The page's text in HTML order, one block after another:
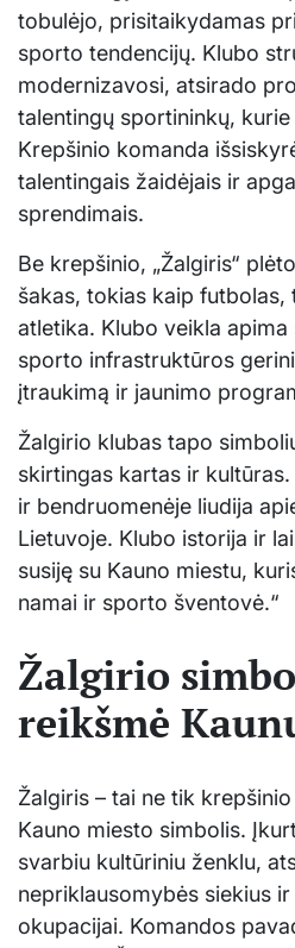
tobulėjo, prisitaikydamas
sporto tendencijų. Klubo
modernizavosi, atsirado
talentingų sportininkų,
Krepšinio komanda
talentingais žaidėjais ir
sprendimais.
Be krepšinio, „Žalgiris“
šakas, tokias kaip futbolas,
atletika. Klubo veikla
sporto infrastruktūros
įtraukimą ir jaunimo
Žalgirio klubas tapo
skirtingas kartas ir
ir bendruomenėje liudija
Lietuvoje. Klubo istorija ir
susiję su Kauno miestu,
namai ir sporto šventovė.“
Žalgirio
reikšmė
Žalgiris – tai ne tik
Kauno miesto simbolis.
svarbiu kultūriniu ženklu,
nepriklausomybės siekius
okupacijai. Komandos